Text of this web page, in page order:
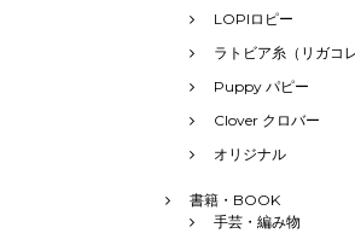
LOPIロピー
ラトビア糸（リガコ
Puppy パピー
Clover クロバー
オリジナル
書籍・BOOK
手芸・編み物